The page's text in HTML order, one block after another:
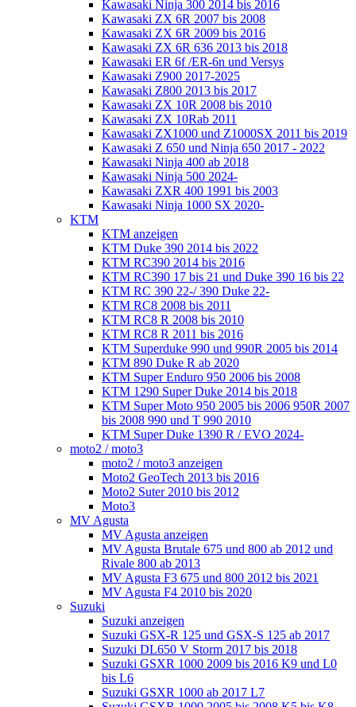
Kawasaki Ninja 300 2014 bis 2016
Kawasaki ZX 6R 2007 bis 2008
Kawasaki ZX 6R 2009 bis 2016
Kawasaki ZX 6R 636 2013 bis 2018
Kawasaki ER 6f /ER-6n und Versys
Kawasaki Z900 2017-2025
Kawasaki Z800 2013 bis 2017
Kawasaki ZX 10R 2008 bis 2010
Kawasaki ZX 10Rab 2011
Kawasaki ZX1000 und Z1000SX 2011 bis 2019
Kawasaki Z 650 und Ninja 650 2017 - 2022
Kawasaki Ninja 400 ab 2018
Kawasaki Ninja 500 2024-
Kawasaki ZXR 400 1991 bis 2003
Kawasaki Ninja 1000 SX 2020-
KTM
KTM anzeigen
KTM Duke 390 2014 bis 2022
KTM RC390 2014 bis 2016
KTM RC390 17 bis 21 und Duke 390 16 bis 22
KTM RC 390 22-/ 390 Duke 22-
KTM RC8 2008 bis 2011
KTM RC8 R 2008 bis 2010
KTM RC8 R 2011 bis 2016
KTM Superduke 990 und 990R 2005 bis 2014
KTM 890 Duke R ab 2020
KTM Super Enduro 950 2006 bis 2008
KTM 1290 Super Duke 2014 bis 2018
KTM Super Moto 950 2005 bis 2006 950R 2007
bis 2008 990 und T 990 2010
KTM Super Duke 1390 R / EVO 2024-
moto2 / moto3
moto2 / moto3 anzeigen
Moto2 GeoTech 2013 bis 2016
Moto2 Suter 2010 bis 2012
Moto3
MV Agusta
MV Agusta anzeigen
MV Agusta Brutale 675 und 800 ab 2012 und
Rivale 800 ab 2013
MV Agusta F3 675 und 800 2012 bis 2021
MV Agusta F4 2010 bis 2020
Suzuki
Suzuki anzeigen
Suzuki GSX-R 125 und GSX-S 125 ab 2017
Suzuki DL650 V Storm 2017 bis 2018
Suzuki GSXR 1000 2009 bis 2016 K9 und L0
bis L6
Suzuki GSXR 1000 ab 2017 L7